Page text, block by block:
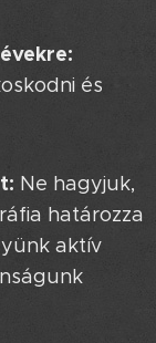
és
Ne hagyjuk,
határozza
aktív